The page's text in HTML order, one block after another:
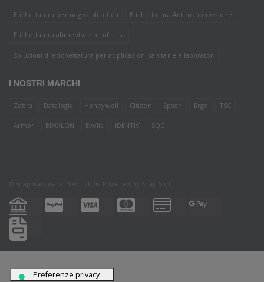
Etichettatura per negozi di ottica Etichettatura Antimanomissione
Etichettatura alimentare ortofrutta
Soluzioni di etichettatura per applicazioni sanitarie e laboratori
I NOSTRI MARCHI
Zebra Datalogic Honeywell Citizen Epson Ergo TSC
Armor BIXOLON Evolis IDENTIV SQC
© Snap hardware 1997 - 2026. Powered by Snap S.r.l.